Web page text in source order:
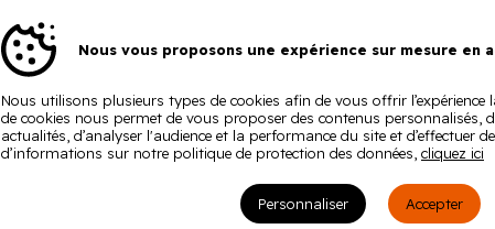
Nous vous proposons une expérience sur mesure en
Nous utilisons plusieurs types de cookies afin de vous offrir
de cookies nous permet de vous proposer des contenus personnalisés,
actualités, d’analyser l'audience et la performance du site et d’effectuer
d’informations sur notre politique de protection des données, cliquez ici
Personnaliser Accepter